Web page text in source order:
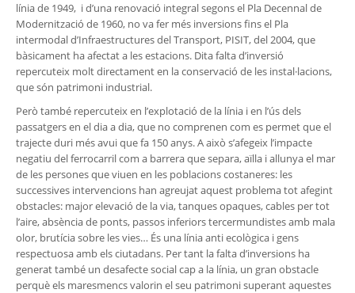
línia de 1949, i d’una renovació integral segons el Pla Decennal de
Modernització de 1960, no va fer més inversions fins el Pla
intermodal d’Infraestructures del Transport, PISIT, del 2004, que
bàsicament ha afectat a les estacions. Dita falta d’inversió
repercuteix molt directament en la conservació de les instal·lacions,
que són patrimoni industrial.
Però també repercuteix en l’explotació de la línia i en l’ús dels
passatgers en el dia a dia, que no comprenen com es permet que el
trajecte duri més avui que fa 150 anys. A això s’afegeix l’impacte
negatiu del ferrocarril com a barrera que separa, aïlla i allunya el mar
de les persones que viuen en les poblacions costaneres: les
successives intervencions han agreujat aquest problema tot afegint
obstacles: major elevació de la via, tanques opaques, cables per tot
l’aire, absència de ponts, passos inferiors tercermundistes amb mala
olor, brutícia sobre les vies… És una línia anti ecològica i gens
respectuosa amb els ciutadans. Per tant la falta d’inversions ha
generat també un desafecte social cap a la línia, un gran obstacle
perquè els maresmencs valorin el seu patrimoni superant aquestes